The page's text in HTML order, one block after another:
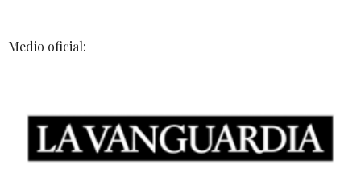
Medio oficial: